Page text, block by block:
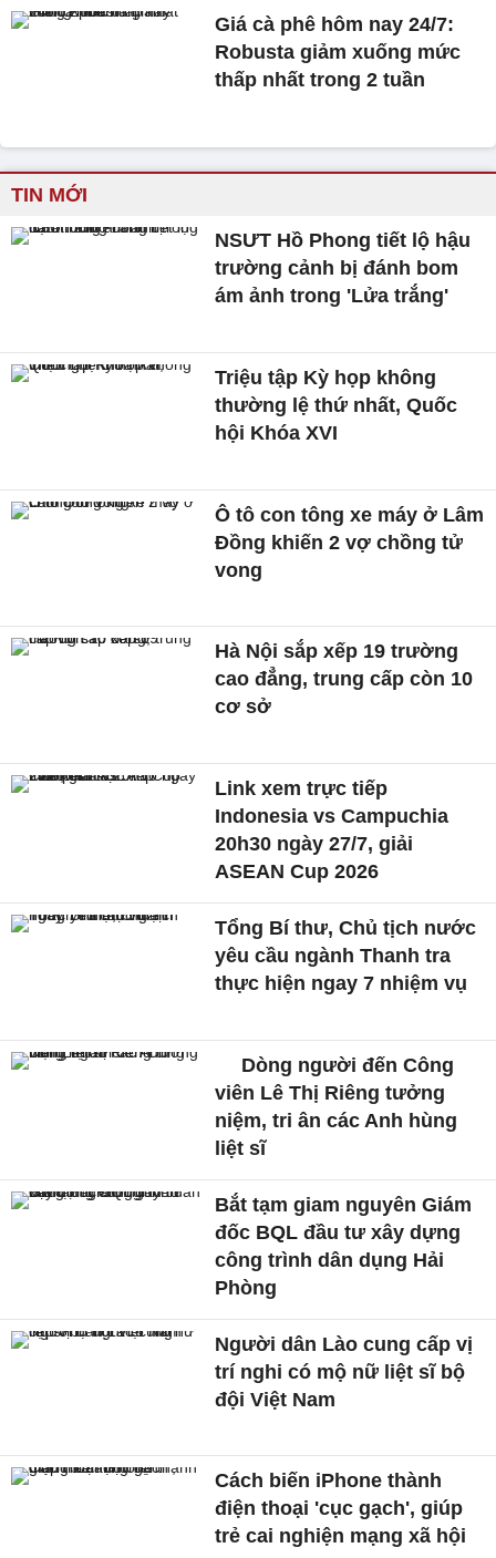
Giá cà phê hôm nay 24/7:
Robusta giảm xuống mức
thấp nhất trong 2 tuần
TIN MỚI
NSƯT Hồ Phong tiết lộ hậu
trường cảnh bị đánh bom
ám ảnh trong 'Lửa trắng'
Triệu tập Kỳ họp không
thường lệ thứ nhất, Quốc
hội Khóa XVI
Ô tô con tông xe máy ở Lâm
Đồng khiến 2 vợ chồng tử
vong
Hà Nội sắp xếp 19 trường
cao đẳng, trung cấp còn 10
cơ sở
Link xem trực tiếp
Indonesia vs Campuchia
20h30 ngày 27/7, giải
ASEAN Cup 2026
Tổng Bí thư, Chủ tịch nước
yêu cầu ngành Thanh tra
thực hiện ngay 7 nhiệm vụ
Dòng người đến Công
viên Lê Thị Riêng tưởng
niệm, tri ân các Anh hùng
liệt sĩ
Bắt tạm giam nguyên Giám
đốc BQL đầu tư xây dựng
công trình dân dụng Hải
Phòng
Người dân Lào cung cấp vị
trí nghi có mộ nữ liệt sĩ bộ
đội Việt Nam
Cách biến iPhone thành
điện thoại 'cục gạch', giúp
trẻ cai nghiện mạng xã hội